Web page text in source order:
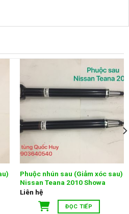
Phuộc nhún sau (Giảm xóc sau)
Nissan Teana 2010 Showa
Liên hệ
ĐỌC TIẾP